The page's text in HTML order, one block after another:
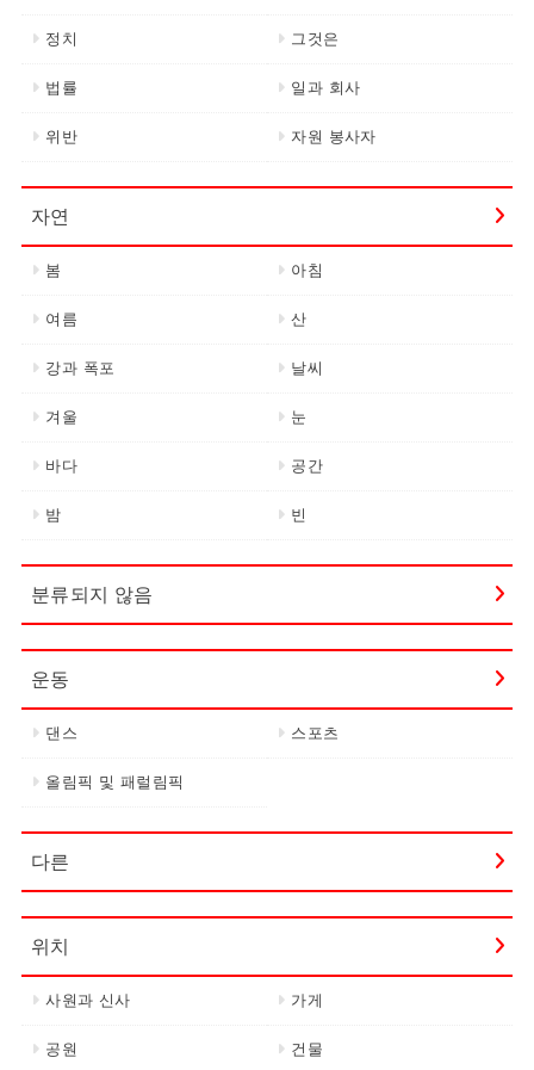
정치 그것은
법률 일과 회사
위반 자원 봉사자
자연
봄 아침
여름 산
강과 폭포 날씨
겨울 눈
바다 공간
밤 빈
분류되지 않음
운동
댄스 스포츠
올림픽 및 패럴림픽
다른
위치
사원과 신사 가게
공원 건물